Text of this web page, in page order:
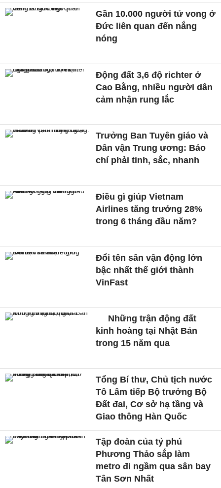
Gần 10.000 người tử vong ở
Đức liên quan đến nắng
nóng
Động đất 3,6 độ richter ở
Cao Bằng, nhiều người dân
cảm nhận rung lắc
Trưởng Ban Tuyên giáo và
Dân vận Trung ương: Báo
chí phải tinh, sắc, nhanh
Điều gì giúp Vietnam
Airlines tăng trưởng 28%
trong 6 tháng đầu năm?
Đổi tên sân vận động lớn
bậc nhất thế giới thành
VinFast
Những trận động đất
kinh hoàng tại Nhật Bản
trong 15 năm qua
Tổng Bí thư, Chủ tịch nước
Tô Lâm tiếp Bộ trưởng Bộ
Đất đai, Cơ sở hạ tầng và
Giao thông Hàn Quốc
Tập đoàn của tỷ phú
Phương Thảo sắp làm
metro đi ngầm qua sân bay
Tân Sơn Nhất